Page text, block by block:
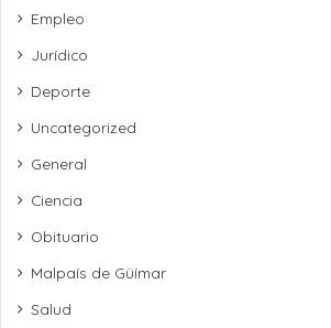
Empleo
Jurídico
Deporte
Uncategorized
General
Ciencia
Obituario
Malpaís de Güímar
Salud